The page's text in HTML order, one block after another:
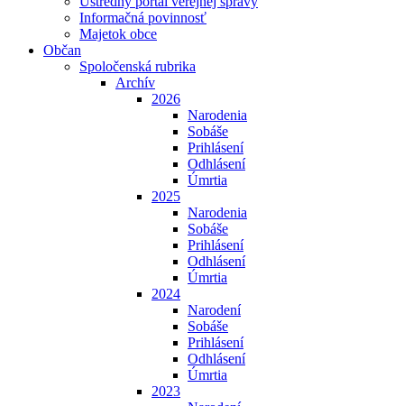
Informačná povinnosť
Majetok obce
Občan
Spoločenská rubrika
Archív
2026
Narodenia
Sobáše
Prihlásení
Odhlásení
Úmrtia
2025
Narodenia
Sobáše
Prihlásení
Odhlásení
Úmrtia
2024
Narodení
Sobáše
Prihlásení
Odhlásení
Úmrtia
2023